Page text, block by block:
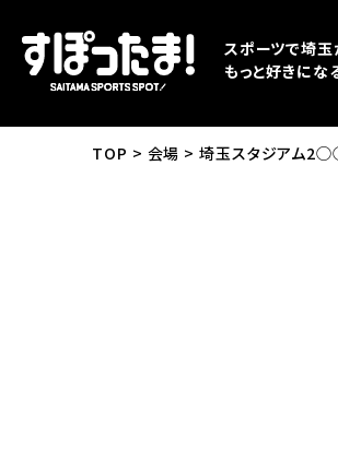
スポーツで埼玉
もっと好きにな
TOP 会場 埼玉スタジアム